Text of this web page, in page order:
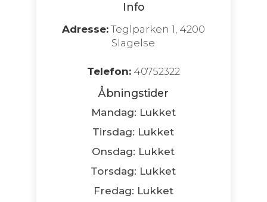
Info
Adresse:Teglparken 1, 4200
Slagelse
Telefon:40752322
Åbningstider
Mandag: Lukket
Tirsdag: Lukket
Onsdag: Lukket
Torsdag: Lukket
Fredag: Lukket